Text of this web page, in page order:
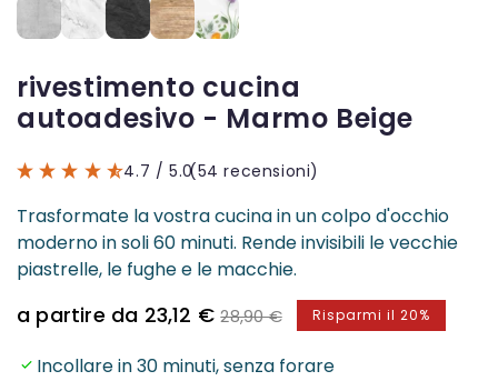
rivestimento cucina
autoadesivo - Marmo Beige
4.7 / 5.0(54 recensioni)
Trasformate la vostra cucina in un colpo d'occhio
moderno in soli 60 minuti. Rende invisibili le vecchie
piastrelle, le fughe e le macchie.
Prezzo
vendita
a partire da 23,12 € Prezzo
normale
28,90 € Risparmi il 20%
Incollare in 30 minuti, senza forare